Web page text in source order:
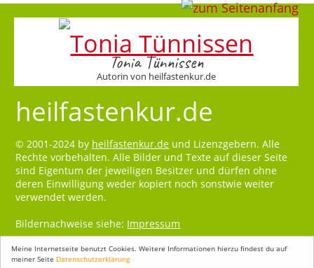
Meine Internetseite benutzt Cookies. Weitere Informationen hierzu findest du auf
meiner Seite Datenschutzerklärung
Tonia Tünnissen
Autorin von heilfastenkur.de
heilfastenkur.de
© 2001-2024 by heilfastenkur.de und Lizenzgebern. Alle
Rechte vorbehalten. Alle Bilder und Texte auf dieser Seite
sind Eigentum der jeweiligen Besitzer und dürfen ohne
deren Einwilligung weder kopiert noch sonstwie weiter
verwendet werden.
Bildernachweise siehe: Impressum